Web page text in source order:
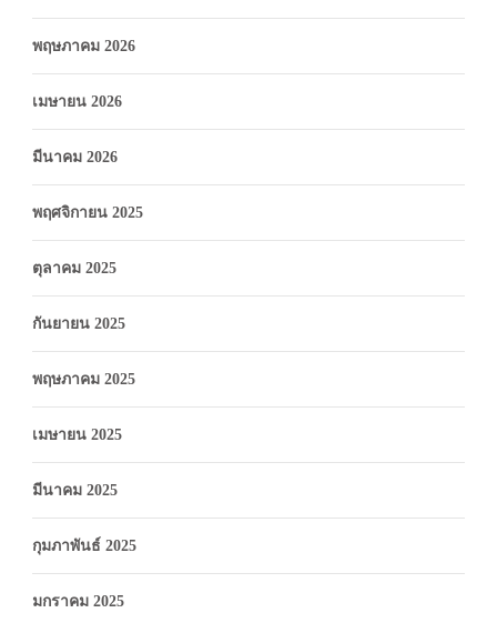
พฤษภาคม 2026
เมษายน 2026
มีนาคม 2026
พฤศจิกายน 2025
ตุลาคม 2025
กันยายน 2025
พฤษภาคม 2025
เมษายน 2025
มีนาคม 2025
กุมภาพันธ์ 2025
มกราคม 2025